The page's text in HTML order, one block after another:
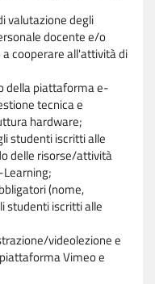
valutazione degli
docente e/o
cooperare all'attività di
della piattaforma e-
tecnica e
hardware;
studenti iscritti alle
delle risorse/attività
(nome,
studenti iscritti alle
videolezione e
Vimeo e